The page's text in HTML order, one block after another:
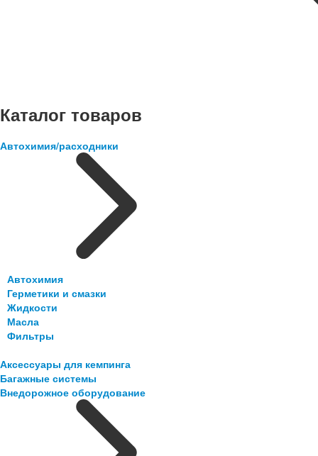
Каталог товаров
Автохимия/расходники
Автохимия
Герметики и смазки
Жидкости
Масла
Фильтры
Аксессуары для кемпинга
Багажные системы
Внедорожное оборудование